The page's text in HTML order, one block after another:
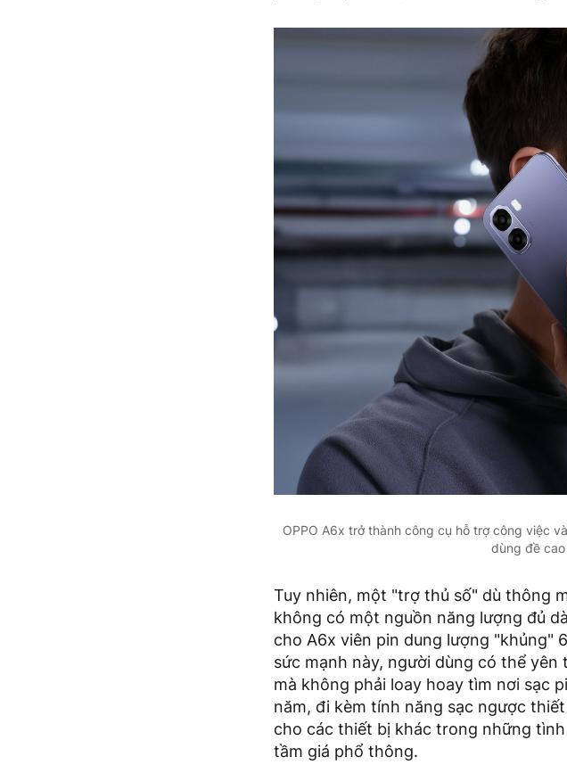
OPPO A6x trở thành công cụ hỗ trợ công việc
dùng đề
Tuy nhiên, một "trợ thủ số" dù thông
không có một nguồn năng lượng đủ
cho A6x viên pin dung lượng "khủng"
sức mạnh này, người dùng có thể yên
mà không phải loay hoay tìm nơi sạc
năm, đi kèm tính năng sạc ngược
cho các thiết bị khác trong những
tầm giá phổ thông.